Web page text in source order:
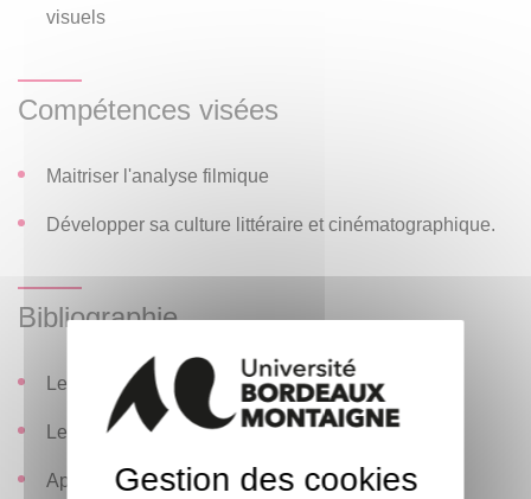
visuels
Compétences visées
Maitriser l'analyse filmique
Développer sa culture littéraire et cinématographique.
Bibliographie
Les Liaisons dangereuses de Stephen Frears
Les Diaboliques d'Henri-Georges Clouzot
Apocalypse Now de Francis Ford Coppola
Gestion des cookies